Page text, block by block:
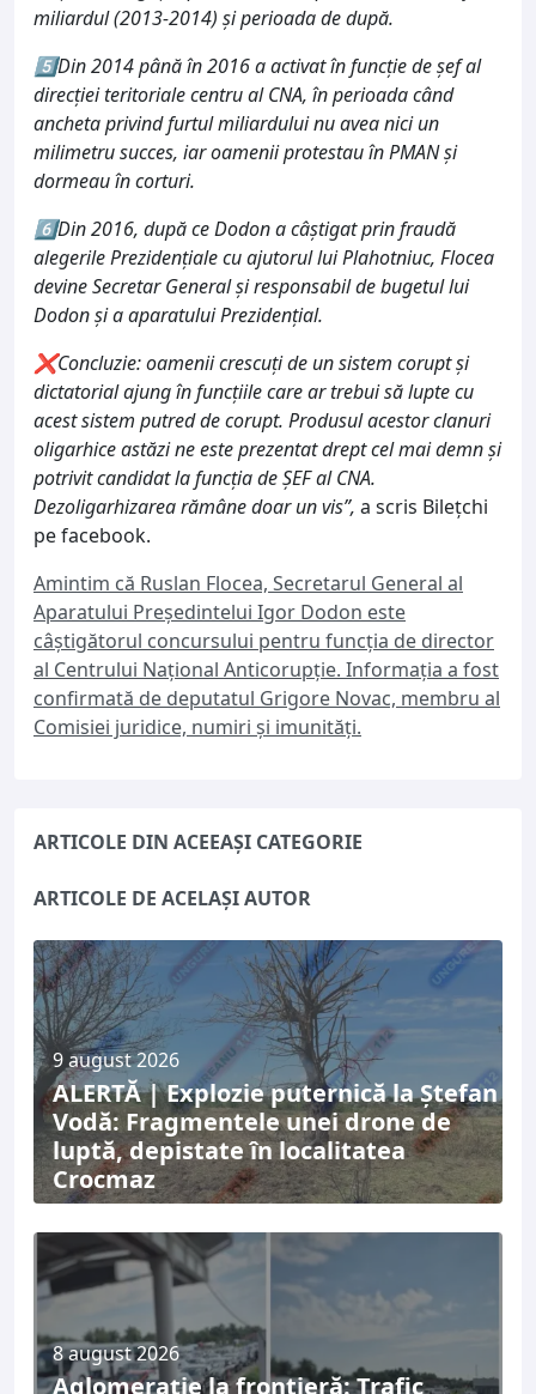
miliardul (2013-2014) și perioada de după.
5️⃣Din 2014 până în 2016 a activat în funcție de șef al
direcției teritoriale centru al CNA, în perioada când
ancheta privind furtul miliardului nu avea nici un
milimetru succes, iar oamenii protestau în PMAN și
dormeau în corturi.
6️⃣Din 2016, după ce Dodon a câștigat prin fraudă
alegerile Prezidențiale cu ajutorul lui Plahotniuc, Flocea
devine Secretar General și responsabil de bugetul lui
Dodon și a aparatului Prezidențial.
❌Concluzie: oamenii crescuți de un sistem corupt și
dictatorial ajung în funcțiile care ar trebui să lupte cu
acest sistem putred de corupt. Produsul acestor clanuri
oligarhice astăzi ne este prezentat drept cel mai demn și
potrivit candidat la funcția de ȘEF al CNA.
Dezoligarhizarea rămâne doar un vis”, a scris Bilețchi
pe facebook.
Amintim că Ruslan Flocea, Secretarul General al
Aparatului Președintelui Igor Dodon este
câștigătorul concursului pentru funcția de director
al Centrului Național Anticorupție. Informația a fost
confirmată de deputatul Grigore Novac, membru al
Comisiei juridice, numiri şi imunităţi.
ARTICOLE DIN ACEEAȘI CATEGORIE
ARTICOLE DE ACELAȘI AUTOR
9 august 2026
ALERTĂ | Explozie puternică la Ștefan
Vodă: Fragmentele unei drone de
luptă, depistate în localitatea
Crocmaz
8 august 2026
Aglomerație la frontieră: Trafic